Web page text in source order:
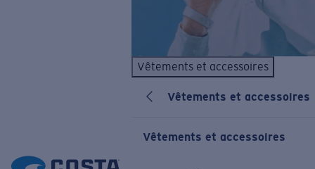
Vêtements et accessoires
Vêtements et accessoires
Vêtements et accessoires